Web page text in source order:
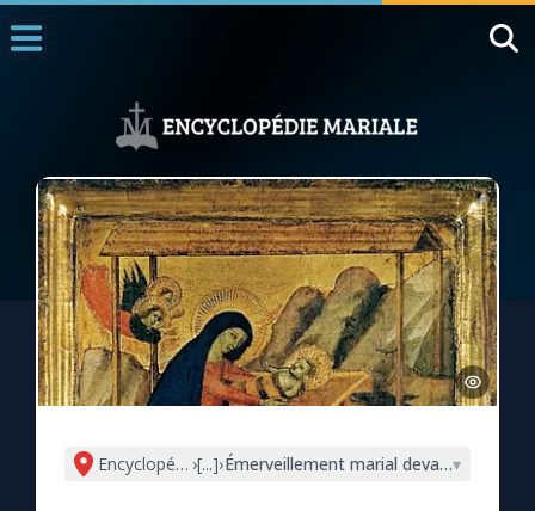
1000 Raisons de Croire
L'actualité de la semaine
La chaîne Youtube
La newsletter
Encyclopédie mariale
›[...]›Émerveillement marial devant Jésus (st
▾